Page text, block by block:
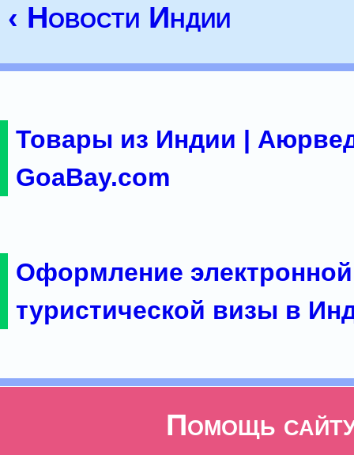
‹ Новости Индии
Товары из Индии |
GoaBay.com
Оформление электронной
туристической визы в
Помощь